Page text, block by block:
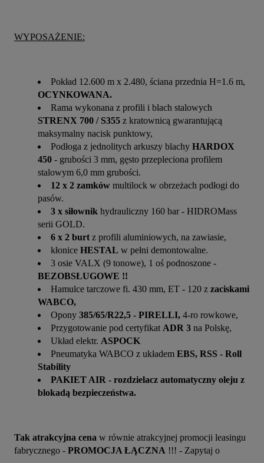
WYPOSAŻENIE:
Pokład 12.600 m x 2.480, ściana przednia H=1.6 m,
OCYNKOWANA.
Rama wykonana z profili i blach stalowych
STRENX 700 / S355 z kratownicą gwarantującą
maksymalny nacisk punktowy,
Podłoga z jednolitych arkuszy blachy HARDOX
450 - grubości 3 mm, gęsto przepleciona profilem
stalowym 6,0 mm grubości.
12 x 2 zamków multilock w obrzeżach podłogi do
pasów.
3 x siłownik hydrauliczny 160 bar - HIDROMass
serii GOLD.
6 x 2 burt z profili aluminiowych, na zawiasie,
kłonice HESTAL w pełni demontowalne.
3 osie VALX (9 tonowe), 1 oś podnoszone -
BEZOBSŁUGOWE !!
Hamulce tarczowe fi. 430 mm, ET - 120 z zaciskami
WABCO,
Opony 385/65/R22,5 - PIRELLI, 4-ro rowkowe,
Przygotowanie pod certyfikat ADR 3 na Polskę,
Układ elektr. ASPOCK
Pneumatyka WABCO z układem EBS, RSS - Roll
Stability
PAKIET AIR - rozdzielacz automatyczny oleju z
blokadą bezpieczeństwa.
Tak atrakcyjna cena w równie atrakcyjnej promocji leasingu
fabrycznego - PROMOCJA ŁĄCZNA !!! - Zapytaj o